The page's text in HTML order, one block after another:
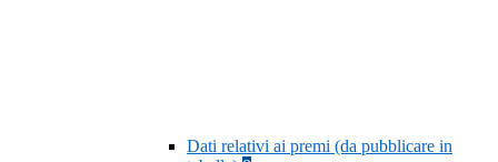
Dati relativi ai premi (da pubblicare in